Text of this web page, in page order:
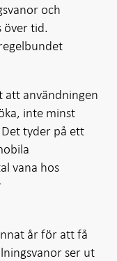
och
tid.
att användningen
inte minst
tyder på ett
vana hos
år för att få
ser ut